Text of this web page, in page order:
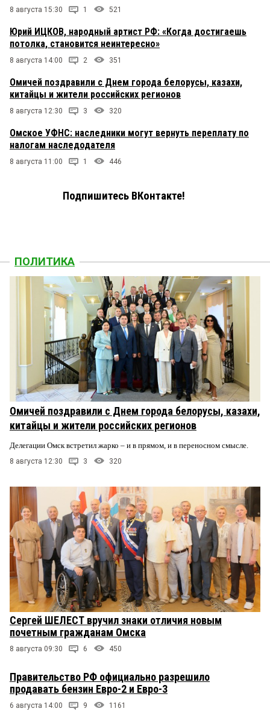
8 августа 15:30 1 521
Юрий ИЦКОВ, народный артист РФ: «Когда достигаешь
потолка, становится неинтересно»
8 августа 14:00 2 351
Омичей поздравили с Днем города белорусы, казахи,
китайцы и жители российских регионов
8 августа 12:30 3 320
Омское УФНС: наследники могут вернуть переплату по
налогам наследодателя
8 августа 11:00 1 446
Подпишитесь ВКонтакте!
ПОЛИТИКА
Омичей поздравили с Днем города белорусы, казахи,
китайцы и жители российских регионов
Делегации Омск встретил жарко – и в прямом, и в переносном смысле.
8 августа 12:30 3 320
Сергей ШЕЛЕСТ вручил знаки отличия новым
почетным гражданам Омска
8 августа 09:30 6 450
Правительство РФ официально разрешило
продавать бензин Евро-2 и Евро-3
6 августа 14:00 9 1161